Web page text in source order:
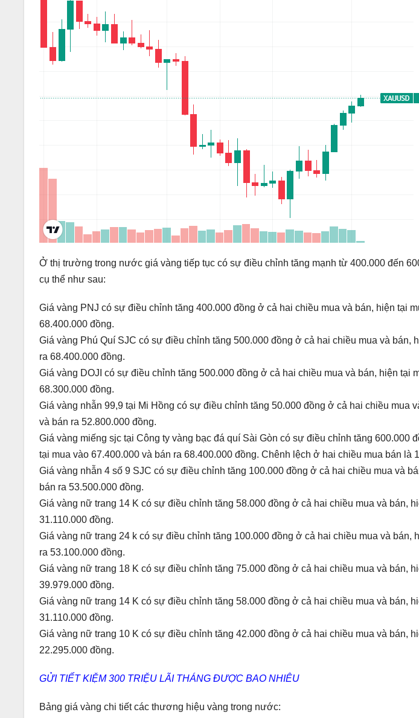
Ở thị trường trong nước giá vàng tiếp tục có sự điều chỉnh tăng mạnh từ 400.000 đến
cụ thể như sau:
Giá vàng PNJ có sự điều chỉnh tăng 400.000 đồng ở cả hai chiều mua và bán, hiện tại
68.400.000 đồng.
Giá vàng Phú Quí SJC có sự điều chỉnh tăng 500.000 đồng ở cả hai chiều mua và bán,
ra 68.400.000 đồng.
Giá vàng DOJI có sự điều chỉnh tăng 500.000 đồng ở cả hai chiều mua và bán, hiện tại
68.300.000 đồng.
Giá vàng nhẫn 99,9 tại Mi Hồng có sự điều chỉnh tăng 50.000 đồng ở cả hai chiều mua
và bán ra 52.800.000 đồng.
Giá vàng miếng sjc tại Công ty vàng bạc đá quí Sài Gòn có sự điều chỉnh tăng 600.000
tại mua vào 67.400.000 và bán ra 68.400.000 đồng. Chênh lệch ở hai chiều mua bán là
Giá vàng nhẫn 4 số 9 SJC có sự điều chỉnh tăng 100.000 đồng ở cả hai chiều mua và
bán ra 53.500.000 đồng.
Giá vàng nữ trang 14 K có sự điều chỉnh tăng 58.000 đồng ở cả hai chiều mua và bán,
31.110.000 đồng.
Giá vàng nữ trang 24 k có sự điều chỉnh tăng 100.000 đồng ở cả hai chiều mua và bán,
ra 53.100.000 đồng.
Giá vàng nữ trang 18 K có sự điều chỉnh tăng 75.000 đồng ở cả hai chiều mua và bán,
39.979.000 đồng.
Giá vàng nữ trang 14 K có sự điều chỉnh tăng 58.000 đồng ở cả hai chiều mua và bán,
31.110.000 đồng.
Giá vàng nữ trang 10 K có sự điều chỉnh tăng 42.000 đồng ở cả hai chiều mua và bán,
22.295.000 đồng.
GỬI TIẾT KIỆM 300 TRIỆU LÃI THÁNG ĐƯỢC BAO NHIÊU
Bảng giá vàng chi tiết các thương hiệu vàng trong nước: